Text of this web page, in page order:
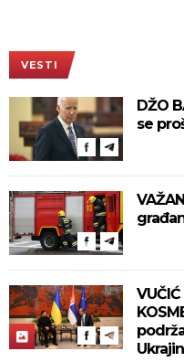
VESTI
DŽO
se